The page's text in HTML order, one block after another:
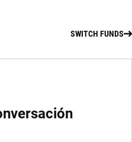
SWITCH FUNDS